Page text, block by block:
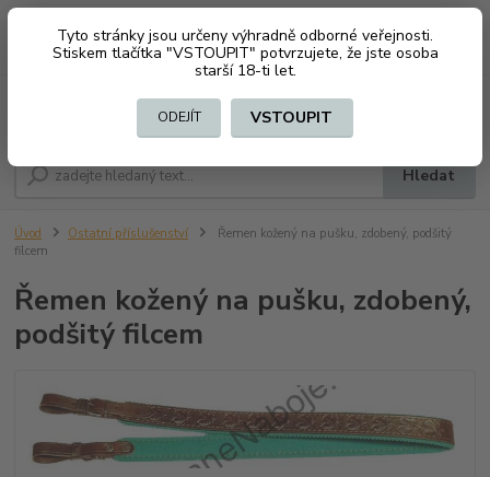
Tyto stránky jsou určeny výhradně odborné veřejnosti.
Stiskem tlačítka "VSTOUPIT" potvrzujete, že jste osoba
starší 18-ti let.
ODEJÍT VSTOUPIT
CZK
Hledat
+420 603794370 za0 Kč
Úvod Ostatní příslušenství
Řemen kožený na pušku, zdobený, podšitý
filcem
Řemen kožený na pušku, zdobený,
podšitý filcem